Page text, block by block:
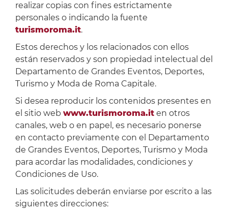
realizar copias con fines estrictamente
personales o indicando la fuente
turismoroma.it.
Estos derechos y los relacionados con ellos
están reservados y son propiedad intelectual del
Departamento de Grandes Eventos, Deportes,
Turismo y Moda de Roma Capitale.
Si desea reproducir los contenidos presentes en
el sitio web www.turismoroma.iten otros
canales, web o en papel, es necesario ponerse
en contacto previamente con el Departamento
de Grandes Eventos, Deportes, Turismo y Moda
para acordar las modalidades, condiciones y
Condiciones de Uso.
Las solicitudes deberán enviarse por escrito a las
siguientes direcciones: